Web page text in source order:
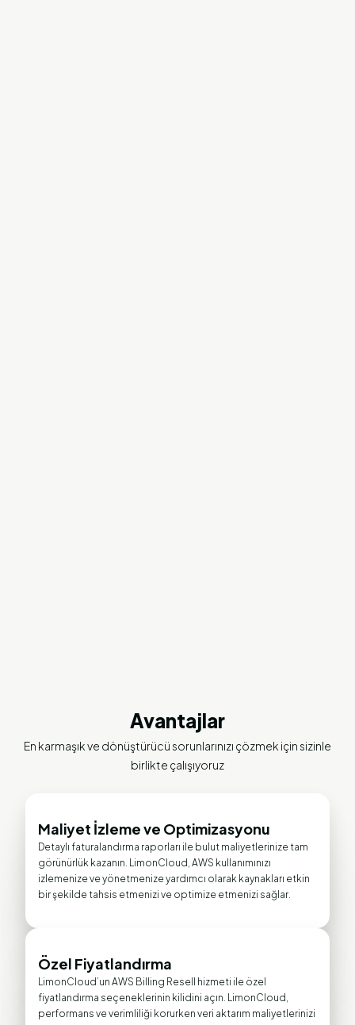
Avantajlar
En karmaşık ve dönüştürücü sorunlarınızı çözmek için sizinle
birlikte çalışıyoruz
Maliyet İzleme ve Optimizasyonu
Detaylı faturalandırma raporları ile bulut maliyetlerinize tam
görünürlük kazanın. LimonCloud, AWS kullanımınızı
izlemenize ve yönetmenize yardımcı olarak kaynakları etkin
bir şekilde tahsis etmenizi ve optimize etmenizi sağlar.
Özel Fiyatlandırma
LimonCloud’un AWS Billing Resell hizmeti ile özel
fiyatlandırma seçeneklerinin kilidini açın. LimonCloud,
performans ve verimliliği korurken veri aktarım maliyetlerinizi